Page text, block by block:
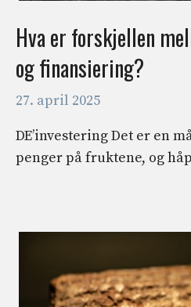
Hva er forskjellen
og finansiering?
27. april 2025
DE’investering Det er en
penger på fruktene, og